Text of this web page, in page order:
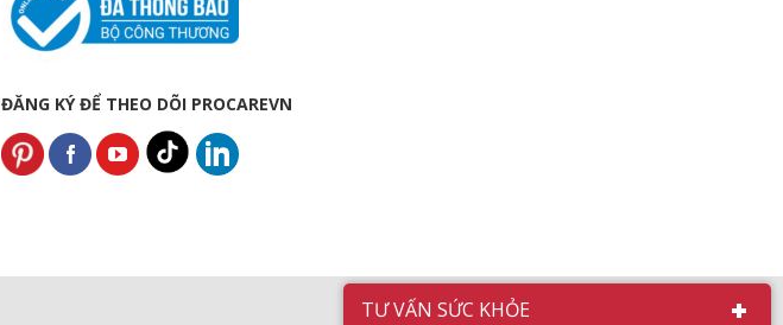
ĐĂNG KÝ ĐỂ THEO DÕI PROCAREVN
TƯ VẤN SỨC KHỎE